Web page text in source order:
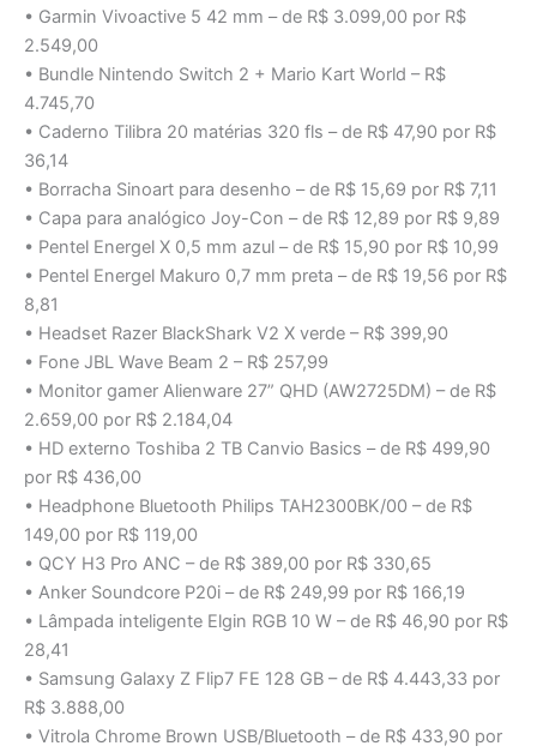
• Garmin Vivoactive 5 42 mm – de R$ 3.099,00 por R$
2.549,00
• Bundle Nintendo Switch 2 + Mario Kart World – R$
4.745,70
• Caderno Tilibra 20 matérias 320 fls – de R$ 47,90 por R$
36,14
• Borracha Sinoart para desenho – de R$ 15,69 por R$ 7,11
• Capa para analógico Joy-Con – de R$ 12,89 por R$ 9,89
• Pentel Energel X 0,5 mm azul – de R$ 15,90 por R$ 10,99
• Pentel Energel Makuro 0,7 mm preta – de R$ 19,56 por R$
8,81
• Headset Razer BlackShark V2 X verde – R$ 399,90
• Fone JBL Wave Beam 2 – R$ 257,99
• Monitor gamer Alienware 27” QHD (AW2725DM) – de R$
2.659,00 por R$ 2.184,04
• HD externo Toshiba 2 TB Canvio Basics – de R$ 499,90
por R$ 436,00
• Headphone Bluetooth Philips TAH2300BK/00 – de R$
149,00 por R$ 119,00
• QCY H3 Pro ANC – de R$ 389,00 por R$ 330,65
• Anker Soundcore P20i – de R$ 249,99 por R$ 166,19
• Lâmpada inteligente Elgin RGB 10 W – de R$ 46,90 por R$
28,41
• Samsung Galaxy Z Flip7 FE 128 GB – de R$ 4.443,33 por
R$ 3.888,00
• Vitrola Chrome Brown USB/Bluetooth – de R$ 433,90 por